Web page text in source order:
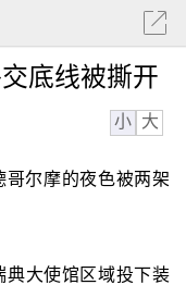
底线被撕开
小 大
尔摩的夜色被两架
典大使馆区域投下装